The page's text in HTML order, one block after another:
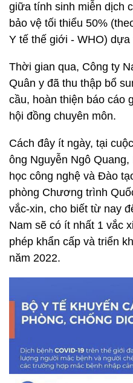
giữa tính sinh miễn dịch
bảo vệ tối thiểu 50%
Y tế thế giới - WHO)
Thời gian qua, Công ty
Quân y đã thu thập bổ
cầu, hoàn thiện báo cáo
hội đồng chuyên môn.
Cách đây ít ngày, tại
ông Nguyễn Ngô
học công nghệ và Đào
phòng Chương trình
vắc-xin, cho biết từ nay
Nam sẽ có ít nhất 1 vắc
phép khẩn cấp và triển
năm 2022.